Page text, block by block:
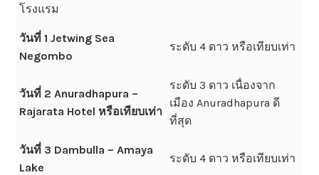
โรงแรม
วันที่ 1 Jetwing Sea
Negombo
ระดับ 4 ดาว หรือเทียบเท่า
วันที่ 2 Anuradhapura –
Rajarata Hotel หรือเทียบเท่า
ระดับ 3 ดาว เนื่องจาก
เมือง Anuradhapura ดี
ที่สุด
วันที่ 3 Dambulla – Amaya
Lake
ระดับ 4 ดาว หรือเทียบเท่า